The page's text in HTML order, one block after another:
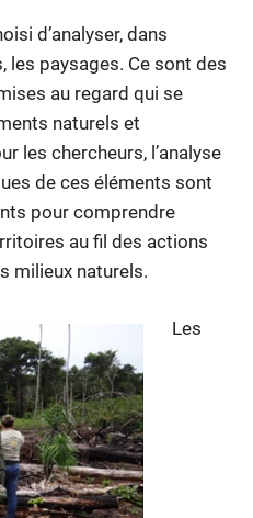
d’analyser, dans
les paysages. Ce sont des
au regard qui se
naturels et
les chercheurs, l’analyse
de ces éléments sont
pour comprendre
au fil des actions
milieux naturels.
Les